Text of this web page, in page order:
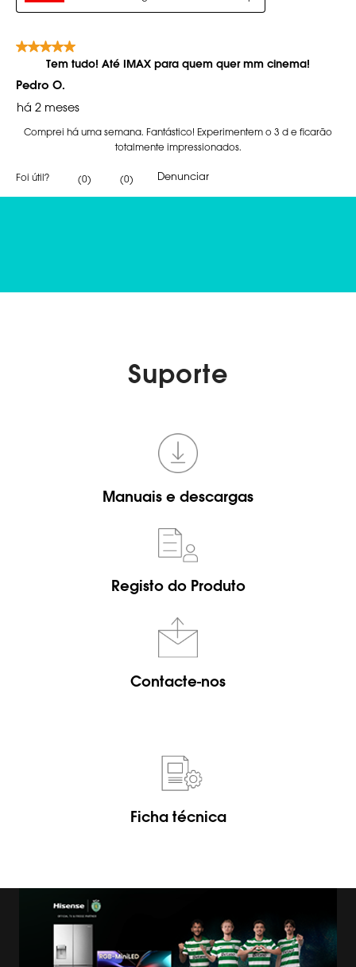
Suporte
Manuais e descargas
Registo do Produto
Contacte-nos
Ficha técnica